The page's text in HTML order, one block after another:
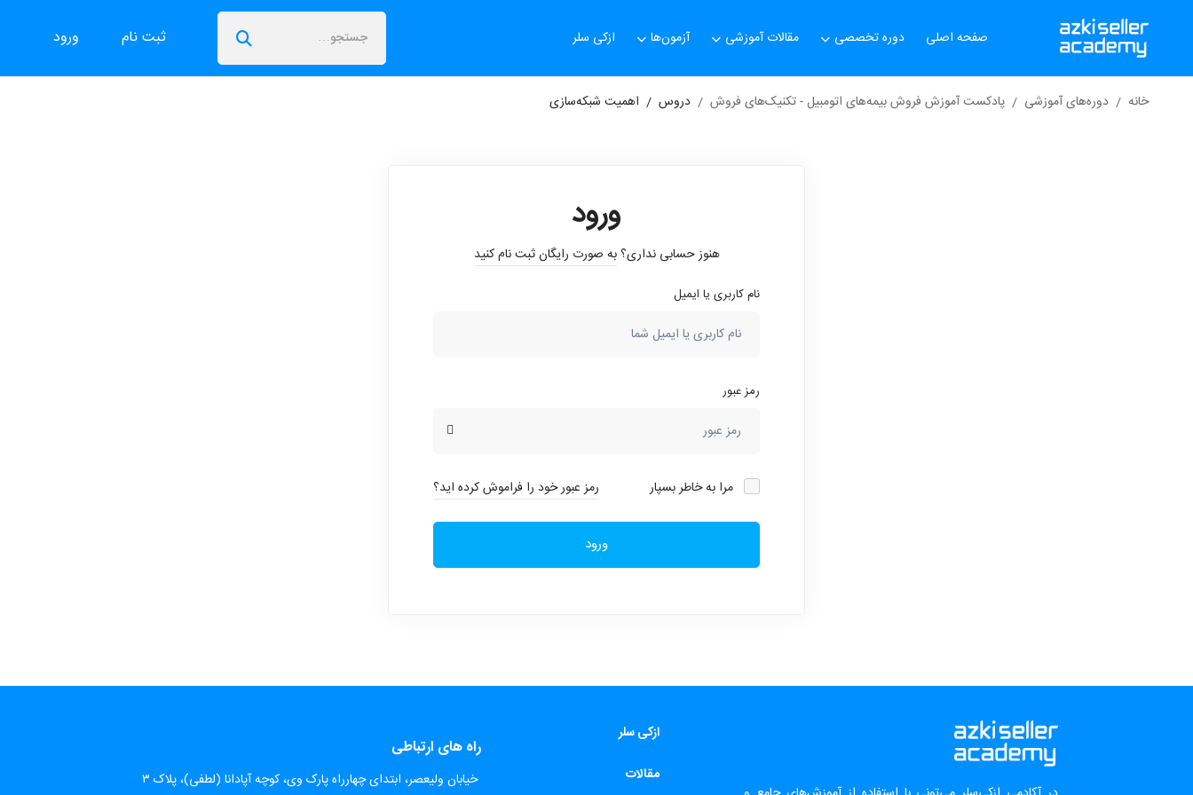
صفحه اصلی دوره تخصصی مقالات آموزشی آزمون‌ها ازکی سلر ورود ثبت نام
خانه دوره‌های آموزشی پادکست آموزش فروش بیمه‌های اتومبیل - تکنیک‌های فروش دروس اهمیت شبکه‌سازی
ورود
هنوز حسابی نداری؟به صورت رایگان ثبت نام کنید
نام کاربری یا ایمیل
رمز عبور
مرا به خاطر بسپار رمز عبور خود را فراموش کرده اید؟
ورود
ازکی سلر
مقالات
راه های ارتباطی
​خیابان ولیعصر، ابتدای چهارراه پارک وی، کوچه آپادانا (لطفی)، پلاک ۳